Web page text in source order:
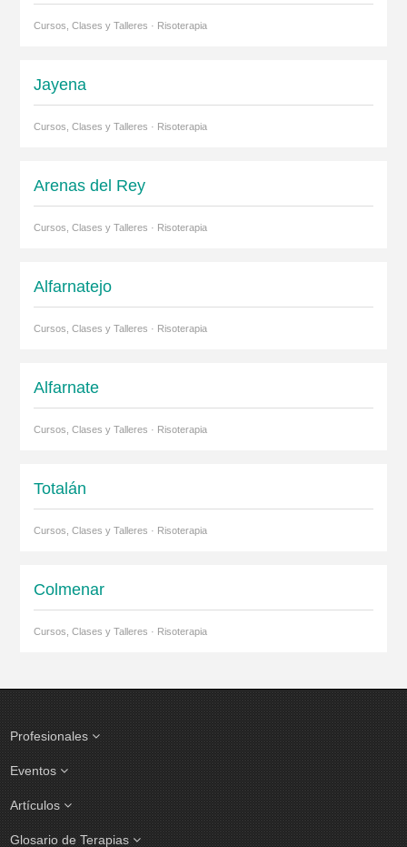
Cursos, Clases y Talleres · Risoterapia
Jayena
Cursos, Clases y Talleres · Risoterapia
Arenas del Rey
Cursos, Clases y Talleres · Risoterapia
Alfarnatejo
Cursos, Clases y Talleres · Risoterapia
Alfarnate
Cursos, Clases y Talleres · Risoterapia
Totalán
Cursos, Clases y Talleres · Risoterapia
Colmenar
Cursos, Clases y Talleres · Risoterapia
Profesionales
Eventos
Artículos
Glosario de Terapias